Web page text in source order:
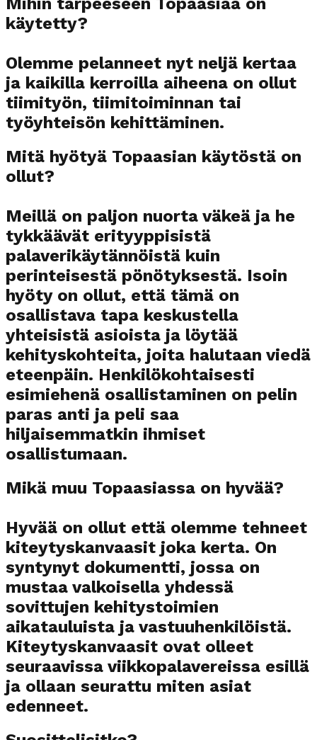
käytetty?
Olemme pelanneet nyt neljä kertaa
ja kaikilla kerroilla aiheena on ollut
tiimityön, tiimitoiminnan tai
työyhteisön kehittäminen.
Mitä hyötyä Topaasian käytöstä on
ollut?
Meillä on paljon nuorta väkeä ja he
tykkäävät erityyppisistä
palaverikäytännöistä kuin
perinteisestä pönötyksestä. Isoin
hyöty on ollut, että tämä on
osallistava tapa keskustella
yhteisistä asioista ja löytää
kehityskohteita, joita halutaan viedä
eteenpäin. Henkilökohtaisesti
esimiehenä osallistaminen on pelin
paras anti ja peli saa
hiljaisemmatkin ihmiset
osallistumaan.
Mikä muu Topaasiassa on hyvää?
Hyvää on ollut että olemme tehneet
kiteytyskanvaasit joka kerta. On
syntynyt dokumentti, jossa on
mustaa valkoisella yhdessä
sovittujen kehitystoimien
aikatauluista ja vastuuhenkilöistä.
Kiteytyskanvaasit ovat olleet
seuraavissa viikkopalavereissa esillä
ja ollaan seurattu miten asiat
edenneet.